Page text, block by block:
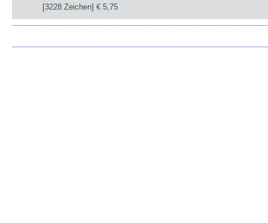
[3228 Zeichen]€ 5,75